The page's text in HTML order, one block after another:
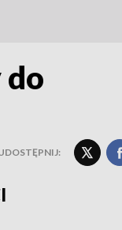
do